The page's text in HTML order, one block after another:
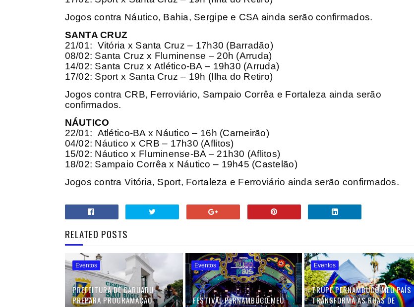
Jogos contra Náutico, Bahia, Sergipe e CSA ainda serão confirmados.
SANTA CRUZ
21/01: Vitória x Santa Cruz – 17h30 (Barradão)
08/02: Santa Cruz x Fluminense – 20h (Arruda)
14/02: Santa Cruz x Atlético-BA – 19h30 (Arruda)
17/02: Sport x Santa Cruz – 19h (Ilha do Retiro)
Jogos contra CRB, Ferroviário, Sampaio Corrêa e Fortaleza ainda serão
confirmados.
NÁUTICO
22/01: Atlético-BA x Náutico – 16h (Carneirão)
04/02: Náutico x CRB – 17h30 (Aflitos)
15/02: Náutico x Fluminense-BA – 21h30 (Aflitos)
18/02: Sampaio Corrêa x Náutico – 19h45 (Castelão)
Jogos contra Vitória, Sport, Fortaleza e Ferroviário ainda serão confirmados.
RELATED POSTS
Eventos
PREFEITURA DE CARUARU
PREPARA PROGRAMAÇÃO
Eventos
FESTIVAL PERNAMBUCO MEU
Eventos
TRUPE PERNAMBUCO MEU PAÍS
TRANSFORMA AS RUAS DE